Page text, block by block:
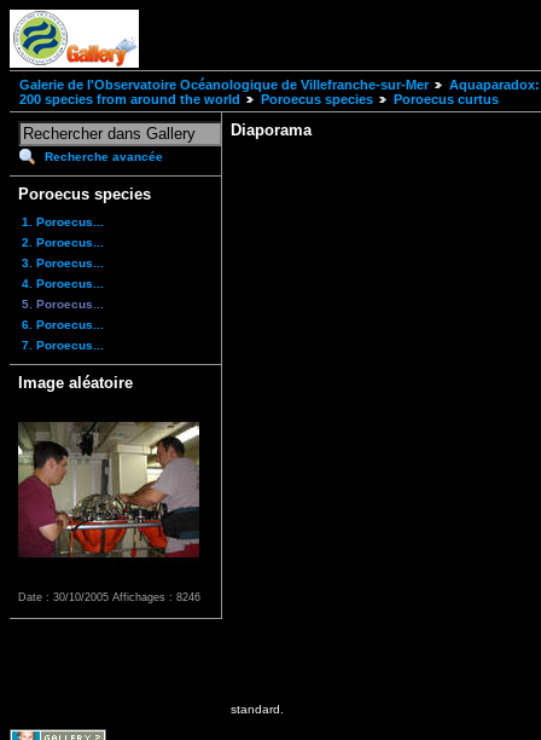
Galerie de l'Observatoire Océanologique de Villefranche-sur-Mer
200 species from around the world
Poroecus species Poroecus curtus
Recherche avancée
Poroecus species
1. Poroecus...
2. Poroecus...
3. Poroecus...
4. Poroecus...
5. Poroecus...
6. Poroecus...
7. Poroecus...
Image aléatoire
Date : 30/10/2005 Affichages : 8246
Diaporama
standard.